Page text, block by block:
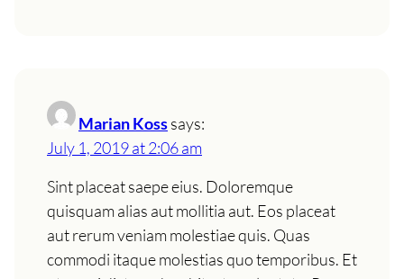
Marian Kosssays:
July 1, 2019 at 2:06 am
Sint placeat saepe eius. Doloremque
quisquam alias aut mollitia aut. Eos placeat
aut rerum veniam molestiae quis. Quas
commodi itaque molestias quo temporibus. Et